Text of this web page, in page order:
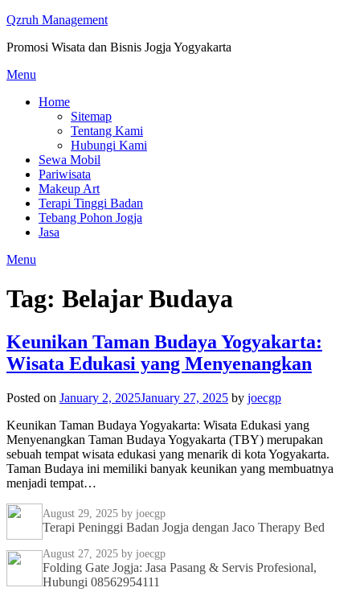
Skip
content
Qzruh Management
Promosi Wisata dan Bisnis Jogja Yogyakarta
Menu
Home
Sitemap
Tentang Kami
Hubungi Kami
Sewa Mobil
Pariwisata
Makeup Art
Terapi Tinggi Badan
Tebang Pohon Jogja
Jasa
Menu
Tag: Belajar Budaya
Keunikan Taman Budaya Yogyakarta:
Wisata Edukasi yang Menyenangkan
Posted on January 2, 2025January 27, 2025 by joecgp
Keunikan Taman Budaya Yogyakarta: Wisata Edukasi yang
Menyenangkan Taman Budaya Yogyakarta (TBY) merupakan
sebuah tempat wisata edukasi yang menarik di kota Yogyakarta.
Taman Budaya ini memiliki banyak keunikan yang membuatnya
menjadi tempat…
August 29, 2025 by joecgp
Terapi Peninggi Badan Jogja dengan Jaco Therapy Bed
August 27, 2025 by joecgp
Folding Gate Jogja: Jasa Pasang & Servis Profesional,
Hubungi 08562954111